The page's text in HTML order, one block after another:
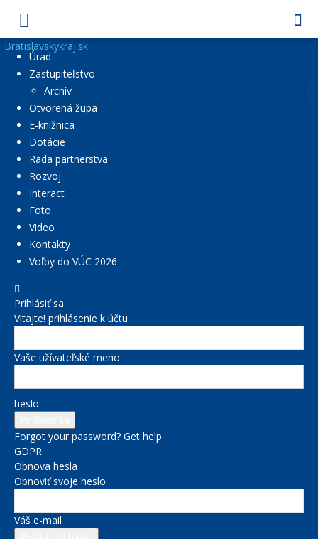
Bratislavskykraj.sk
Úrad
Zastupiteľstvo
Archív
Otvorená župa
E-knižnica
Dotácie
Rada partnerstva
Rozvoj
Interact
Foto
Video
Kontakty
Voľby do VÚC 2026
Prihlásiť sa
Vitajte! prihlásenie k účtu
Vaše užívateľské meno
heslo
Forgot your password? Get help
GDPR
Obnova hesla
Obnoviť svoje heslo
Váš e-mail